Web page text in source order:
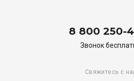
8 800 250-
Звонок
Свяжитесь с